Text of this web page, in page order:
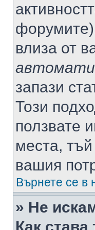
влиза от
запази
Този
ползвате
места,
вашия
Върнете се в
» Не